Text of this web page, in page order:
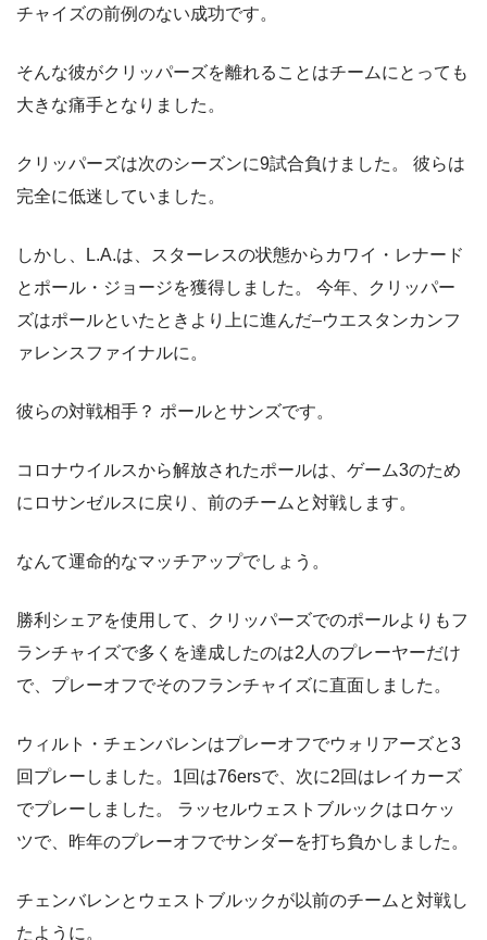
チャイズの前例のない成功です。
そんな彼がクリッパーズを離れることはチームにとっても
大きな痛手となりました。
クリッパーズは次のシーズンに9試合負けました。 彼らは
完全に低迷していました。
しかし、L.A.は、スターレスの状態からカワイ・レナード
とポール・ジョージを獲得しました。 今年、クリッパー
ズはポールといたときより上に進んだ–ウエスタンカンフ
ァレンスファイナルに。
彼らの対戦相手？ ポールとサンズです。
コロナウイルスから解放されたポールは、ゲーム3のため
にロサンゼルスに戻り、前のチームと対戦します。
なんて運命的なマッチアップでしょう。
勝利シェアを使用して、クリッパーズでのポールよりもフ
ランチャイズで多くを達成したのは2人のプレーヤーだけ
で、プレーオフでそのフランチャイズに直面しました。
ウィルト・チェンバレンはプレーオフでウォリアーズと3
回プレーしました。1回は76ersで、次に2回はレイカーズ
でプレーしました。 ラッセルウェストブルックはロケッ
ツで、昨年のプレーオフでサンダーを打ち負かしました。
チェンバレンとウェストブルックが以前のチームと対戦し
たように。